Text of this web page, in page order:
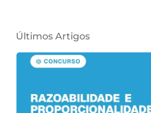
Últimos Artigos